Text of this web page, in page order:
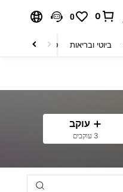
0
0
ביוטי ובריאות טקסטיל לבית
עוקב
3 עוקבים